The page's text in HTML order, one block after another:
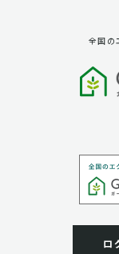
第三者への
弊社は法律で
個人情報
弊社は事業運
るために業務
客様には、貴
全国の
ロ